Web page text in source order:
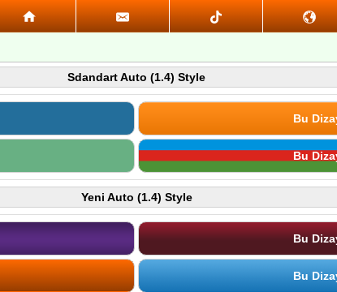
Sdandart Auto (1.4) Style
Bu
Bu
Yeni Auto (1.4) Style
Bu
Bu